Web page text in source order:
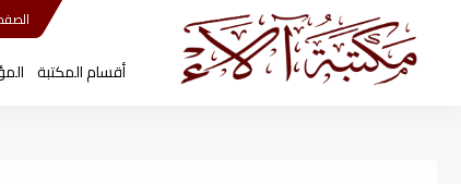
أقسام المكتبة